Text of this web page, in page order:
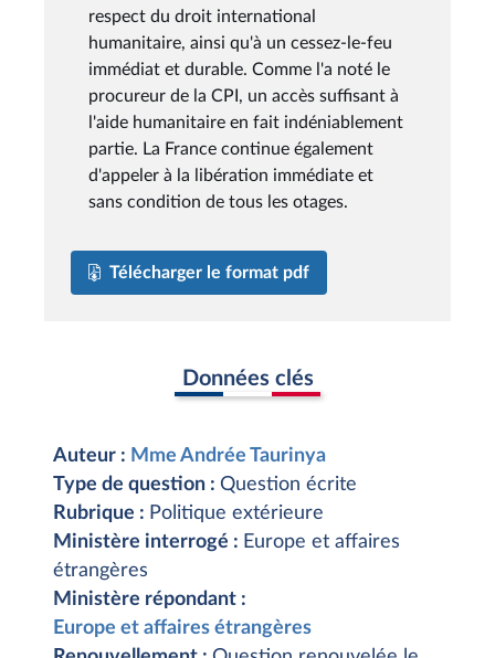
respect du droit international
humanitaire, ainsi qu'à un cessez-le-feu
immédiat et durable. Comme l'a noté le
procureur de la CPI, un accès suffisant à
l'aide humanitaire en fait indéniablement
partie. La France continue également
d'appeler à la libération immédiate et
sans condition de tous les otages.
Télécharger le format pdf
Données clés
Auteur : Mme Andrée Taurinya
Type de question : Question écrite
Rubrique : Politique extérieure
Ministère interrogé : Europe et affaires
étrangères
Ministère répondant :
Europe et affaires étrangères